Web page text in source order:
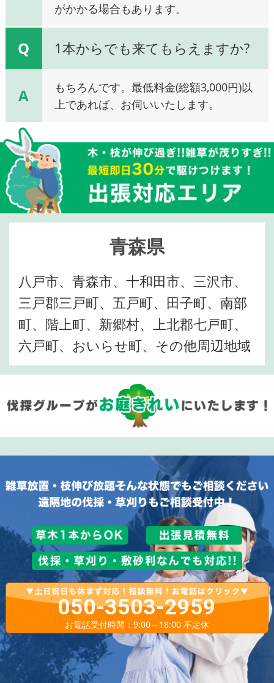
がかかる場合もあります。
Q 1本からでも来てもらえますか?
A
もちろんです。最低料金(総額3,000円)以
上であれば、お伺いいたします。
青森県
八戸市、青森市、十和田市、三沢市、
三戸郡三戸町、五戸町、田子町、南部
町、階上町、新郷村、上北郡七戸町、
六戸町、おいらせ町、その他周辺地域
050-3503-2959
お電話受付時間：9:00～18:00 不定休